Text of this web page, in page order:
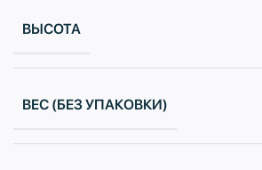
ВЫСОТА
ВЕС (БЕЗ УПАКОВКИ)